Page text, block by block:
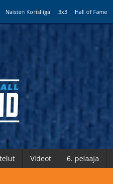
Naisten Korisliiga 3x3 Hall of Fame
Videot 6. pelaaja